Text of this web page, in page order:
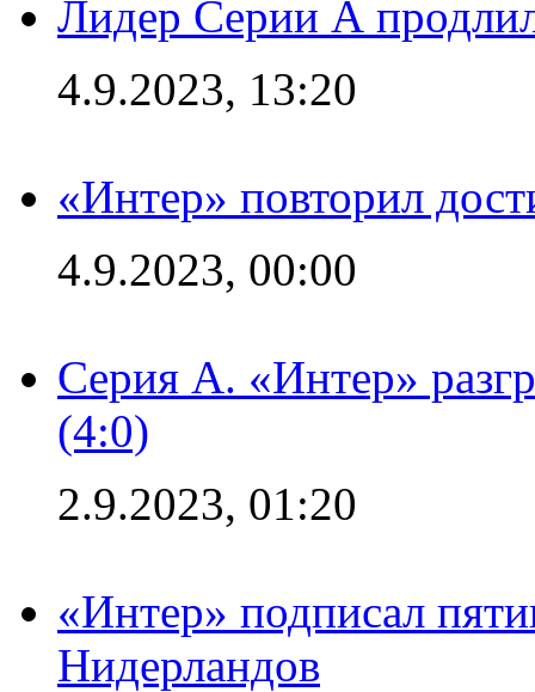
Лидер Серии А
4.9.2023, 13:20
«Интер» повторил
4.9.2023, 00:00
Серия А. «Интер»
(4:0)
2.9.2023, 01:20
«Интер» подписал
Нидерландов